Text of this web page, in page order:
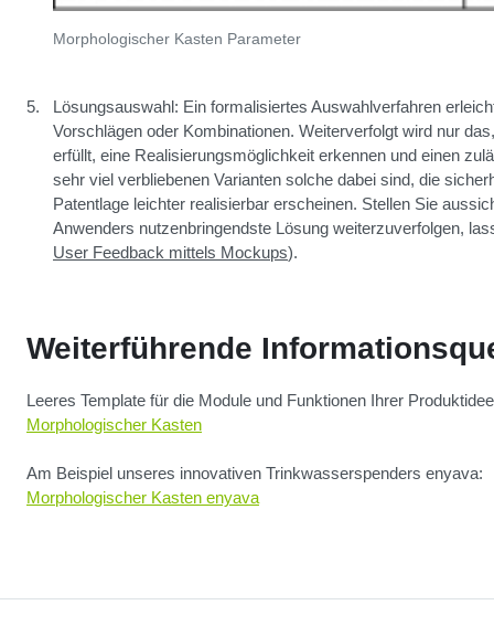
Morphologischer Kasten Parameter
Lösungsauswahl: Ein formalisiertes Auswahlverfahren
Vorschlägen oder Kombinationen. Weiterverfolgt wird nur
erfüllt, eine Realisierungsmöglichkeit erkennen und einen
sehr viel verbliebenen Varianten solche dabei sind, die
Patentlage leichter realisierbar erscheinen. Stellen Sie
Anwenders nutzenbringendste Lösung weiterzuverfolgen,
User Feedback mittels Mockups).
Weiterführende
Leeres Template für die Module und Funktionen Ihrer
Morphologischer Kasten
Am Beispiel unseres innovativen Trinkwasserspenders enyava:
Morphologischer Kasten enyava